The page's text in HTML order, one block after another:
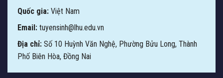
Quốc gia: Việt Nam
Email: tuyensinh@lhu.edu.vn
Địa chỉ: Số 10 Huỳnh Văn Nghệ, Phường Bửu Long, Thành
Phố Biên Hòa, Đồng Nai